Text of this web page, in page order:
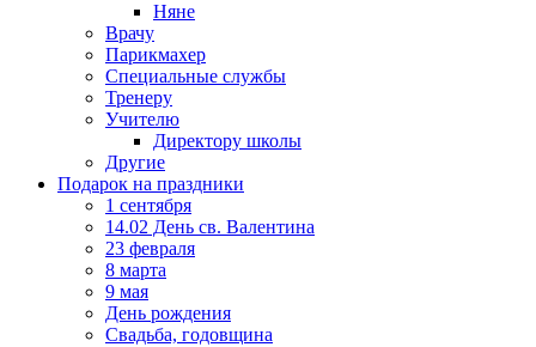
Няне
Врачу
Парикмахер
Специальные службы
Тренеру
Учителю
Директору школы
Другие
Подарок на праздники
1 сентября
14.02 День св. Валентина
23 февраля
8 марта
9 мая
День рождения
Свадьба, годовщина